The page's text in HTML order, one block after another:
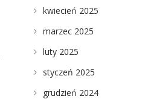
kwiecień 2025
marzec 2025
luty 2025
styczeń 2025
grudzień 2024